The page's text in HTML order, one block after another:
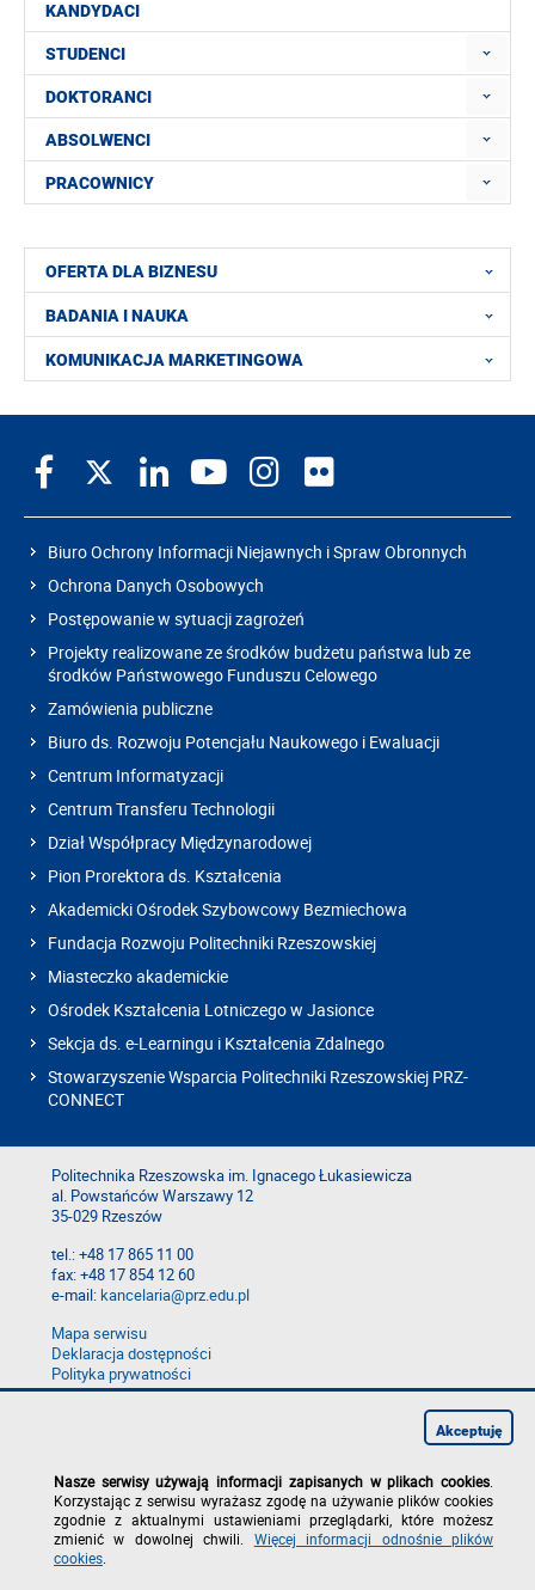
KANDYDACI
STUDENCI
DOKTORANCI
ABSOLWENCI
PRACOWNICY
OFERTA DLA BIZNESU
BADANIA I NAUKA
KOMUNIKACJA MARKETINGOWA
Biuro Ochrony Informacji Niejawnych i Spraw Obronnych
Ochrona Danych Osobowych
Postępowanie w sytuacji zagrożeń
Projekty realizowane ze środków budżetu państwa lub ze
środków Państwowego Funduszu Celowego
Zamówienia publiczne
Biuro ds. Rozwoju Potencjału Naukowego i Ewaluacji
Centrum Informatyzacji
Centrum Transferu Technologii
Dział Współpracy Międzynarodowej
Pion Prorektora ds. Kształcenia
Akademicki Ośrodek Szybowcowy Bezmiechowa
Fundacja Rozwoju Politechniki Rzeszowskiej
Miasteczko akademickie
Ośrodek Kształcenia Lotniczego w Jasionce
Sekcja ds. e-Learningu i Kształcenia Zdalnego
Stowarzyszenie Wsparcia Politechniki Rzeszowskiej PRZ-
CONNECT
Politechnika Rzeszowska im. Ignacego Łukasiewicza
al. Powstańców Warszawy 12
35-029 Rzeszów
tel.: +48 17 865 11 00
fax: +48 17 854 12 60
e-mail:kancelaria@prz.edu.pl
Mapa serwisu
Deklaracja dostępności
Polityka prywatności
Zgłoś błąd na stronie
Nasze serwisy używają informacji zapisanych w plikach cookies
Korzystając z serwisu wyrażasz zgodę na używanie plików cookies
zgodnie z aktualnymi ustawieniami przeglądarki, które możesz
zmienić w dowolnej chwili. Więcej informacji odnośnie plików
cookies
Akceptuję